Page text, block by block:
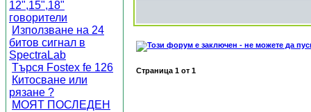
12",15",18"
говорители
Използване на 24
битов сигнал в
SpectraLab
Търся Fostex fe 126
Китосване или
рязане ?
МОЯТ ПОСЛЕДЕН
Страница 1 от 1